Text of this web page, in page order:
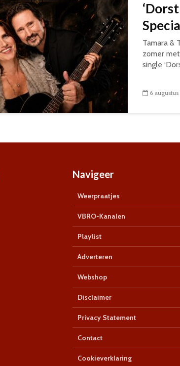
Tamara &
zomer
single
6
Navigeer
Weerpraatjes
VBRO-Kanalen
Playlist
Adverteren
Webshop
Disclaimer
Privacy Statement
Contact
Cookieverklaring